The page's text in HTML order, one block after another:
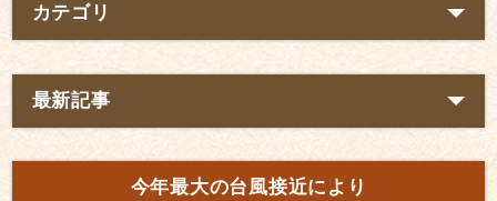
カテゴリ
最新記事
今年最大の台風接近により